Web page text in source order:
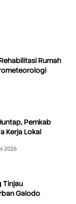
Rumah
Pemkab
Kerja Lokal
2026
Tinjau
Galodo